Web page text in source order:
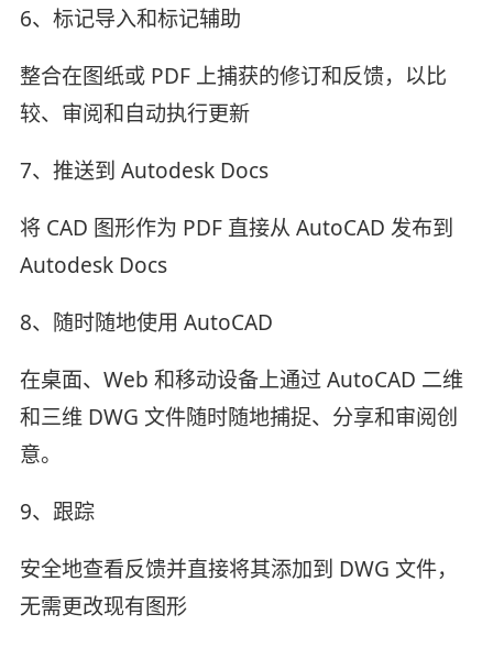
6、标记导入和标记辅助
整合在图纸或 PDF 上捕获的修订和反馈，以比
较、审阅和自动执行更新
7、推送到 Autodesk Docs
将 CAD 图形作为 PDF 直接从 AutoCAD 发布到
Autodesk Docs
8、随时随地使用 AutoCAD
在桌面、Web 和移动设备上通过 AutoCAD 二维
和三维 DWG 文件随时随地捕捉、分享和审阅创
意。
9、跟踪
安全地查看反馈并直接将其添加到 DWG 文件，
无需更改现有图形